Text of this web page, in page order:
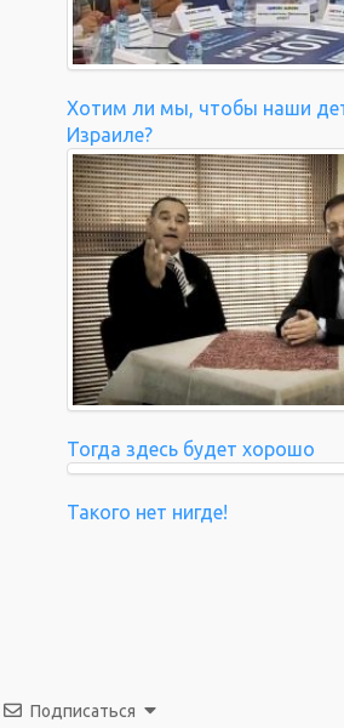
Хотим ли мы, чтобы наши
Израиле?
Тогда здесь будет хорошо
Такого нет нигде!
Подписаться